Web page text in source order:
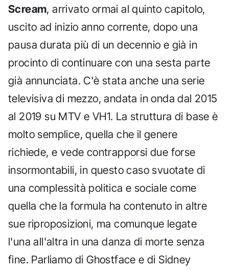
Scream, arrivato ormai al quinto capitolo,
uscito ad inizio anno corrente, dopo una
pausa durata più di un decennio e già in
procinto di continuare con una sesta parte
già annunciata. C'è stata anche una serie
televisiva di mezzo, andata in onda dal 2015
al 2019 su MTV e VH1. La struttura di base è
molto semplice, quella che il genere
richiede, e vede contrapporsi due forse
insormontabili, in questo caso svuotate di
una complessità politica e sociale come
quella che la formula ha contenuto in altre
sue riproposizioni, ma comunque legate
l'una all'altra in una danza di morte senza
fine. Parliamo di Ghostface e di Sidney